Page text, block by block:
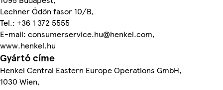
Lechner Ödön fasor 10/B,
Tel.: +36 1 372 5555
E-mail: consumerservice.hu@henkel.com,
www.henkel.hu
Gyártó címe
Henkel Central Eastern Europe Operations GmbH,
1030 Wien,